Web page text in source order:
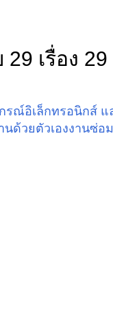
เรื่อง
อิเล็กทรอนิกส์ แ
ด้วยตัวเองงานซ่อ